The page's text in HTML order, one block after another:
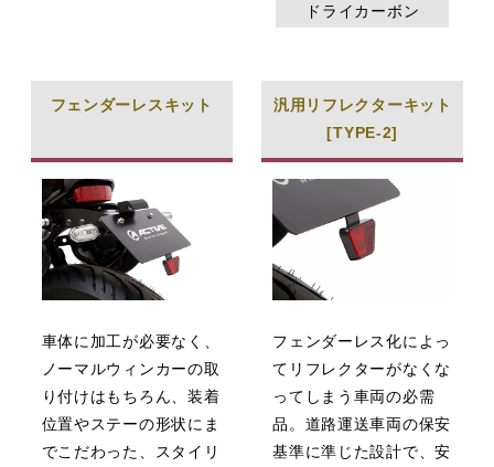
ドライカーボン
フェンダーレスキット
車体に加工が必要なく、
ノーマルウィンカーの取
り付けはもちろん、装着
位置やステーの形状にま
でこだわった、スタイリ
汎用リフレクターキット
[TYPE-2]
フェンダーレス化によっ
てリフレクターがなくな
ってしまう車両の必需
品。道路運送車両の保安
基準に準じた設計で、安